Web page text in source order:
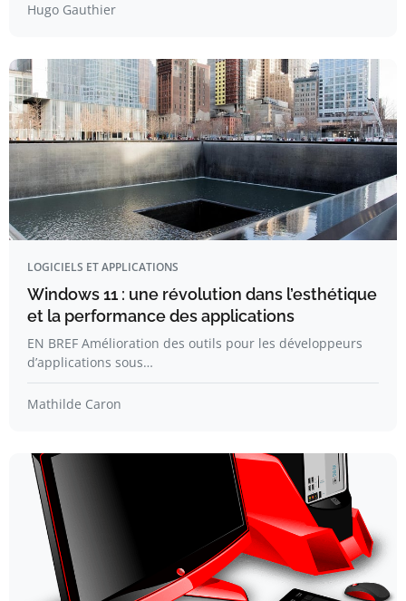
Hugo Gauthier
LOGICIELS ET APPLICATIONS
Windows 11 : une révolution dans l’esthétique
et la performance des applications
EN BREF Amélioration des outils pour les développeurs
d’applications sous…
Mathilde Caron